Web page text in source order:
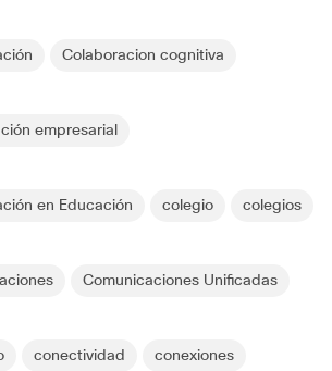
Colaboracion cognitiva
empresarial
en Educación colegio colegios
Comunicaciones Unificadas
conectividad conexiones